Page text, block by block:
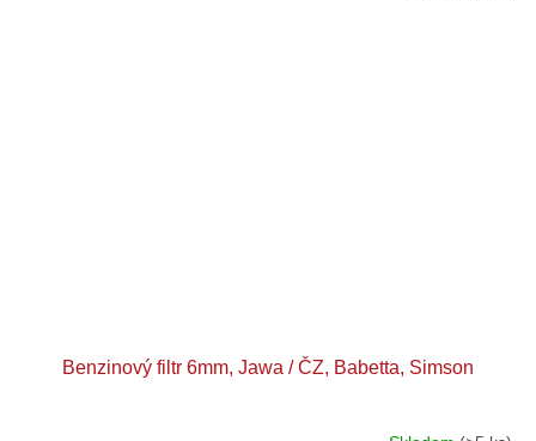
Benzinový filtr 6mm, Jawa / ČZ, Babetta, Simson